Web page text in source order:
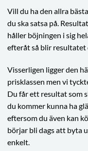
Vill du ha den allra
du ska satsa på.
håller böjningen i sig
efteråt så blir
Visserligen ligger den
prisklassen men vi
Du får ett resultat som
du kommer kunna ha
eftersom du även kan
börjar bli dags att byta
enkelt.